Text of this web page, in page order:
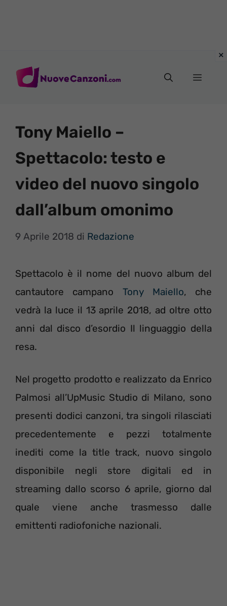
Menu
Tony Maiello –
Spettacolo: testo e
video del nuovo singolo
dall’album omonimo
9 Aprile 2018 di Redazione
Spettacolo è il nome del nuovo album del
cantautore campano Tony Maiello, che
vedrà la luce il 13 aprile 2018, ad oltre otto
anni dal disco d’esordio Il linguaggio della
resa.
Nel progetto prodotto e realizzato da Enrico
Palmosi all’UpMusic Studio di Milano, sono
presenti dodici canzoni, tra singoli rilasciati
precedentemente e pezzi totalmente
inediti come la title track, nuovo singolo
disponibile negli store digitali ed in
streaming dallo scorso 6 aprile, giorno dal
quale viene anche trasmesso dalle
emittenti radiofoniche nazionali.